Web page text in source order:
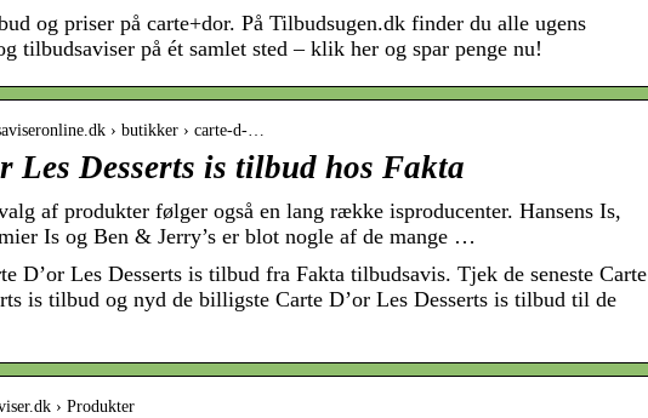
og priser på carte+dor. På Tilbudsugen.dk finder du alle ugens
tilbudsaviser på ét samlet sted – klik her og spar penge nu!
› butikker › carte-d-…
Les Desserts is tilbud hos Fakta
af produkter følger også en lang række isproducenter. Hansens Is,
Is og Ben & Jerry’s er blot nogle af de mange …
D’or Les Desserts is tilbud fra Fakta tilbudsavis. Tjek de seneste Carte
is tilbud og nyd de billigste Carte D’or Les Desserts is tilbud til de
› Produkter